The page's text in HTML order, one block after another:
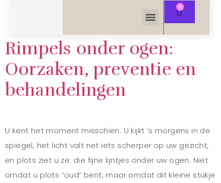
Rimpels onder ogen:
Oorzaken, preventie en
behandelingen
U kent het moment misschien. U kijkt ’s morgens in de
spiegel, het licht valt net iets scherper op uw gezicht,
en plots ziet u ze: die fijne lijntjes onder uw ogen. Niet
omdat u plots “oud” bent, maar omdat dit kleine stukje